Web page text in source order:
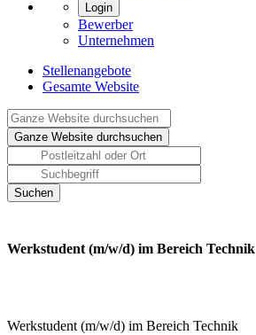
Login
Bewerber
Unternehmen
Stellenangebote
Gesamte Website
Werkstudent (m/w/d) im Bereich Technik
Werkstudent (m/w/d) im Bereich Technik